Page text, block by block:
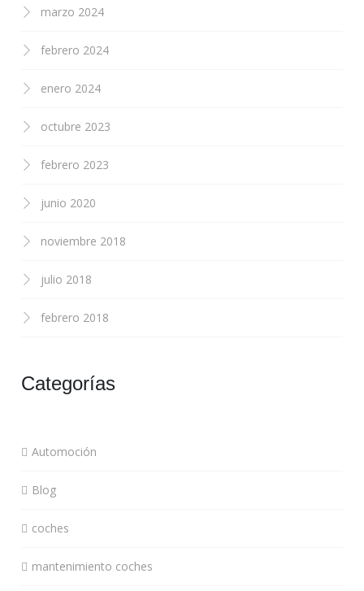
marzo 2024
febrero 2024
enero 2024
octubre 2023
febrero 2023
junio 2020
noviembre 2018
julio 2018
febrero 2018
Categorías
Automoción
Blog
coches
mantenimiento coches